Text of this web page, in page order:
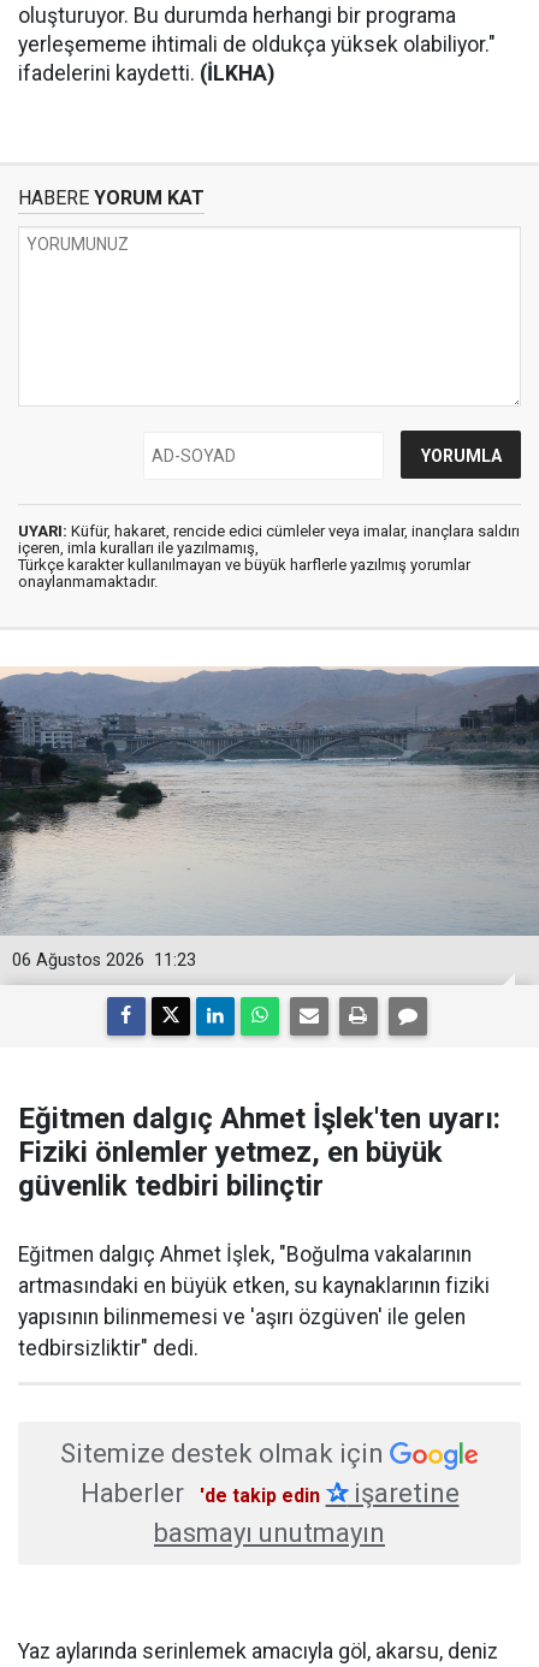
oluşturuyor. Bu durumda herhangi bir programa
yerleşememe ihtimali de oldukça yüksek olabiliyor."
ifadelerini kaydetti. (İLKHA)
HABERE YORUM KAT
UYARI: Küfür, hakaret, rencide edici cümleler veya imalar, inançlara saldırı
içeren, imla kuralları ile yazılmamış,
Türkçe karakter kullanılmayan ve büyük harflerle yazılmış yorumlar
onaylanmamaktadır.
11:23
06 Ağustos 2026
Eğitmen dalgıç Ahmet İşlek'ten uyarı:
Fiziki önlemler yetmez, en büyük
güvenlik tedbiri bilinçtir
Eğitmen dalgıç Ahmet İşlek, "Boğulma vakalarının
artmasındaki en büyük etken, su kaynaklarının fiziki
yapısının bilinmemesi ve 'aşırı özgüven' ile gelen
tedbirsizliktir" dedi.
Sitemize destek olmak için
Haberler
'de takip edin ✰işaretine
basmayı unutmayın
Yaz aylarında serinlemek amacıyla göl, akarsu, deniz